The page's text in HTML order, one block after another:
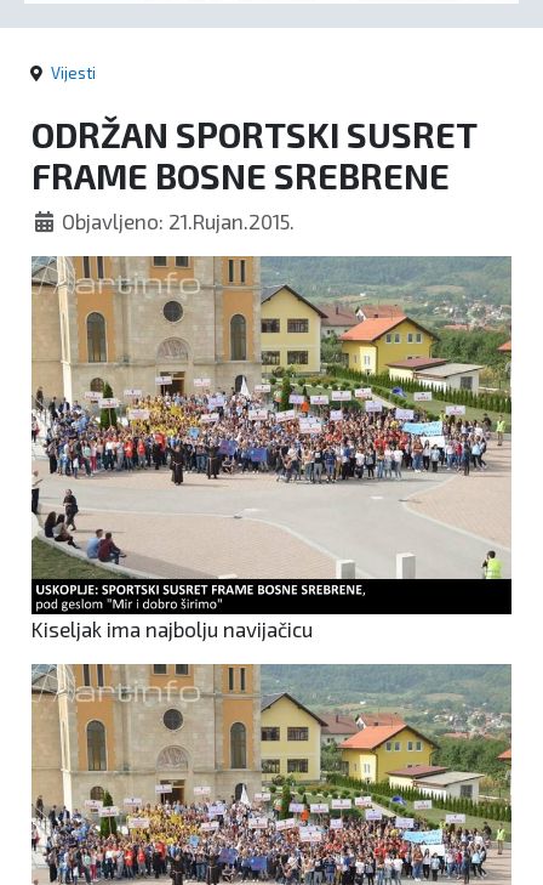
Vijesti
ODRŽAN SPORTSKI SUSRET
FRAME BOSNE SREBRENE
Objavljeno: 21.Rujan.2015.
Kiseljak ima najbolju navijačicu